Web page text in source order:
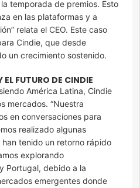
temporada de premios. Esto
en las plataformas y a
relata el CEO. Este caso
Cindie, que desde
un crecimiento sostenido.
FUTURO DE CINDIE
América Latina, Cindie
mercados. “Nuestra
en conversaciones para
realizado algunas
tenido un retorno rápido
explorando
Portugal, debido a la
emergentes donde